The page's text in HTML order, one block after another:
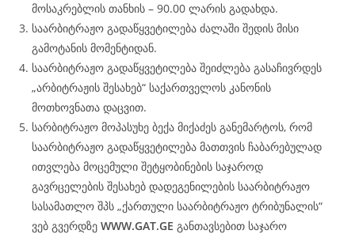
მოსაკრებლის თანხის – 90.00 ლარის გადახდა.
საარბიტრაჟო გადაწყვეტილება ძალაში შედის მისი
გამოტანის მომენტიდან.
საარბიტრაჟო გადაწყვეტილება შეიძლება გასაჩივრდეს
„არბიტრაჟის შესახებ“ საქართველოს კანონის
მოთხოვნათა დაცვით.
სარბიტრაჟო მოპასუხე ბექა მიქაძეს განემარტოს, რომ
საარბიტრაჟო გადაწყვეტილება მათთვის ჩაბარებულად
ითვლება მოცემული შეტყობინების საჯაროდ
გავრცელების შესახებ დადეგენილების საარბიტრაჟო
სასამათლო შპს „ქართული საარბიტრაჟო ტრიბუნალის“
ვებ გვერდზე WWW.GAT.GE განთავსებით საჯარო